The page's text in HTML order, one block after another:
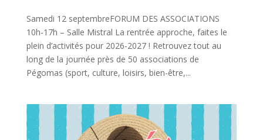
Samedi 12 septembreFORUM DES ASSOCIATIONS
10h-17h – Salle Mistral La rentrée approche, faites le
plein d’activités pour 2026-2027 ! Retrouvez tout au
long de la journée près de 50 associations de
Pégomas (sport, culture, loisirs, bien-être,...